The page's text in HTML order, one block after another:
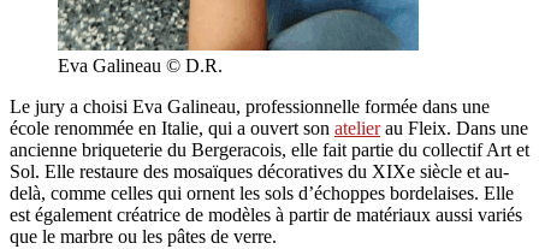
Eva Galineau © D.R.
Le jury a choisi Eva Galineau, professionnelle formée dans une
école renommée en Italie, qui a ouvert son atelierau Fleix. Dans une
ancienne briqueterie du Bergeracois, elle fait partie du collectif Art et
Sol. Elle restaure des mosaïques décoratives du XIXe siècle et au-
delà, comme celles qui ornent les sols d’échoppes bordelaises. Elle
est également créatrice de modèles à partir de matériaux aussi variés
que le marbre ou les pâtes de verre.